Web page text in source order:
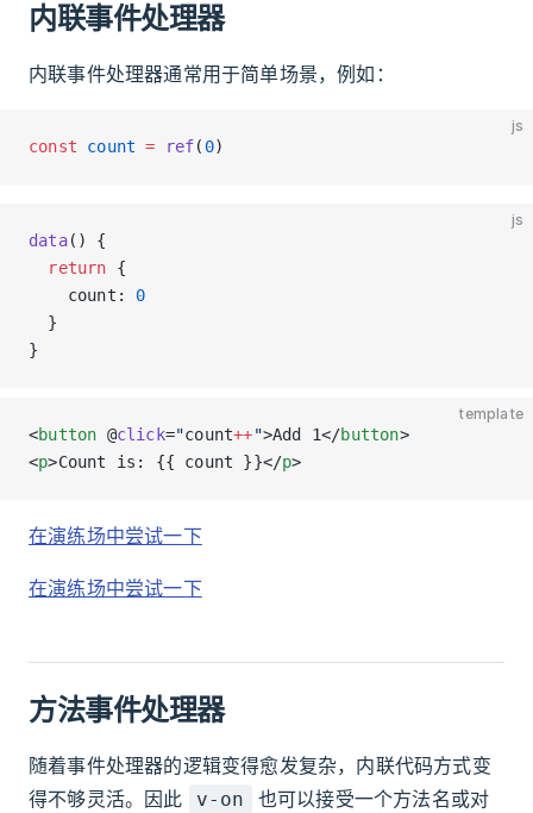
内联事件处理器
内联事件处理器通常用于简单场景，例如：
js
const count = ref( 0)
js
data() {
  return
{
    count:
0
  }
}
template
<button @click="count++">Add 1</button>
<p>Count is: {{ count }}</p>
在演练场中尝试一下
在演练场中尝试一下
方法事件处理器
随着事件处理器的逻辑变得愈发复杂，内联代码方式变
得不够灵活。因此
v-on
也可以接受一个方法名或对